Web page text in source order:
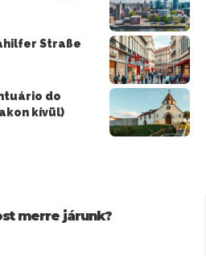
Straße
do
kívül)
merre járunk?